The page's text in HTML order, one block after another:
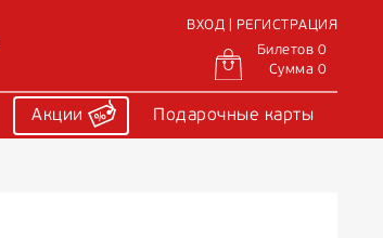
ВХОД | РЕГИСТРАЦИЯ
Билетов 0
Сумма 0
Акции Подарочные карты